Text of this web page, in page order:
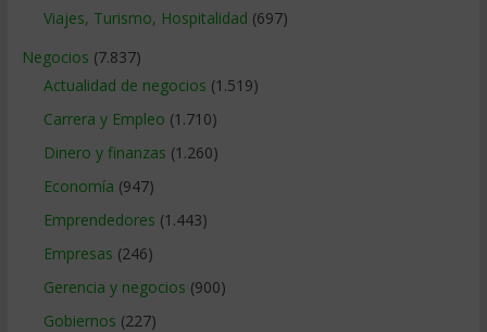
Viajes, Turismo, Hospitalidad (697)
Negocios (7.837)
Actualidad de negocios (1.519)
Carrera y Empleo (1.710)
Dinero y finanzas (1.260)
Economía (947)
Emprendedores (1.443)
Empresas (246)
Gerencia y negocios (900)
Gobiernos (227)